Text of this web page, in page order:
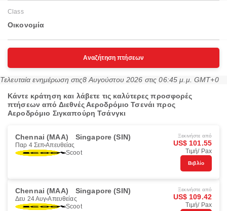
Class
Οικονομία
Αναζήτηση πτήσεων
Τελευταία ενημέρωση στις8 Αυγούστου 2026 στις 06:45 μ.μ. GMT+0
Κάντε κράτηση και λάβετε τις καλύτερες προσφορές
πτήσεων από Διεθνές Αεροδρόμιο Τσενάι προς
Αεροδρόμιο Σιγκαπούρη Τσάνγκι
Chennai (MAA) Singapore (SIN)
Παρ 4 Σεπ Απευθείας
Scoot
Ξεκινήστε από
US$ 101.55
Τιμή/ Pax
Βιβλίο
Chennai (MAA) Singapore (SIN)
Δευ 24 Αυγ Απευθείας
Scoot
Ξεκινήστε από
US$ 109.42
Τιμή/ Pax